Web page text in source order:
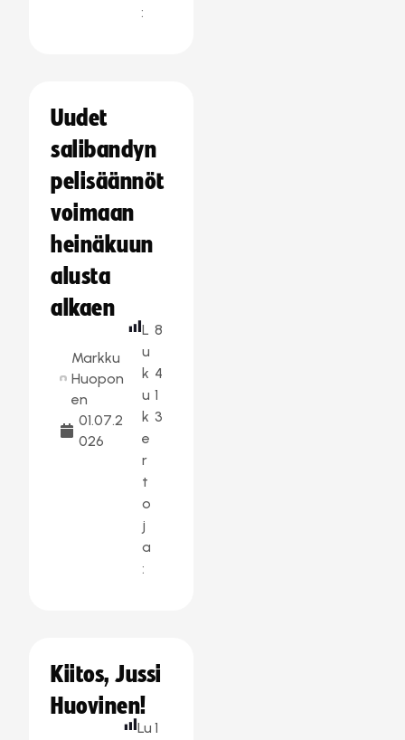
:
Uudet
salibandyn
pelisäännöt
voimaan
heinäkuun
alusta
alkaen
Markku
Huopon
en
01.07.2
026
L
u
k
u
k
e
r
t
o
j
a
:
8
4
1
3
Kiitos, Jussi
Huovinen!
Lu 1